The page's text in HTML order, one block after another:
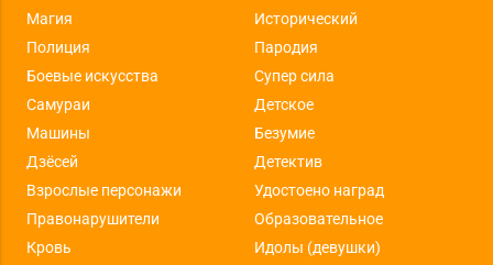
Магия
Исторический
Полиция
Пародия
Боевые искусства
Супер сила
Самураи
Детское
Машины
Безумие
Дзёсей
Детектив
Взрослые персонажи
Удостоено наград
Правонарушители
Образовательное
Кровь
Идолы (девушки)